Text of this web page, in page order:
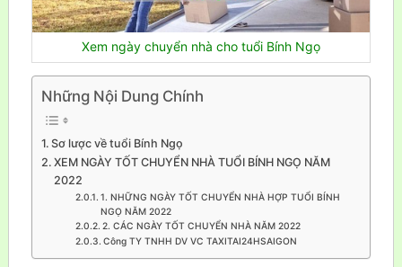
Xem ngày chuyển nhà cho tuổi Bính Ngọ
Những Nội Dung Chính
Sơ lược về tuổi Bính Ngọ
XEM NGÀY TỐT CHUYỂN NHÀ TUỔI BÍNH NGỌ NĂM
2022
1. NHỮNG NGÀY TỐT CHUYỂN NHÀ HỢP TUỔI BÍNH
NGỌ NĂM 2022
2. CÁC NGÀY TỐT CHUYỂN NHÀ NĂM 2022
Công TY TNHH DV VC TAXITAI24HSAIGON